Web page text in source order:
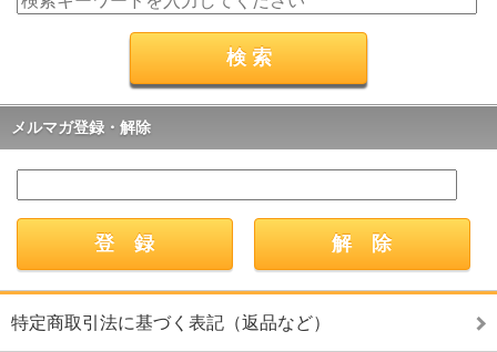
メルマガ登録・解除
特定商取引法に基づく表記（返品など）